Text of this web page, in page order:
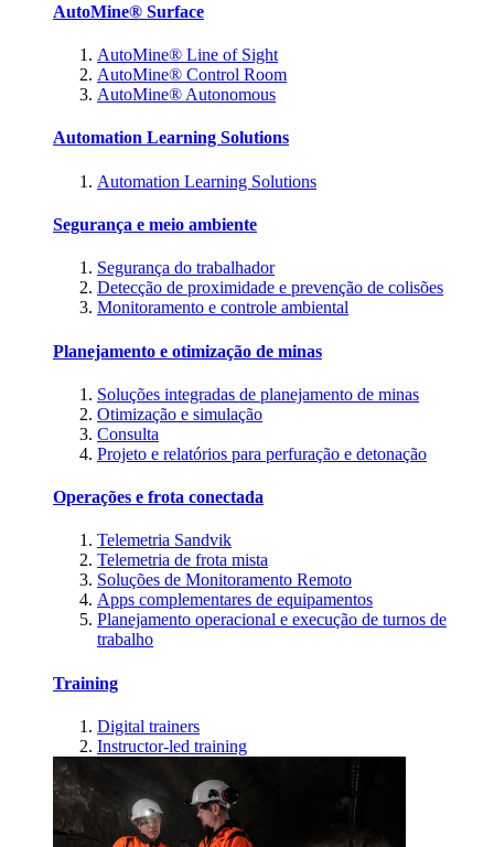
AutoMine® Surface
AutoMine® Line of Sight
AutoMine® Control Room
AutoMine® Autonomous
Automation Learning Solutions
Automation Learning Solutions
Segurança e meio ambiente
Segurança do trabalhador
Detecção de proximidade e prevenção de colisões
Monitoramento e controle ambiental
Planejamento e otimização de minas
Soluções integradas de planejamento de minas
Otimização e simulação
Consulta
Projeto e relatórios para perfuração e detonação
Operações e frota conectada
Telemetria Sandvik
Telemetria de frota mista
Soluções de Monitoramento Remoto
Apps complementares de equipamentos
Planejamento operacional e execução de turnos de
trabalho
Training
Digital trainers
Instructor-led training